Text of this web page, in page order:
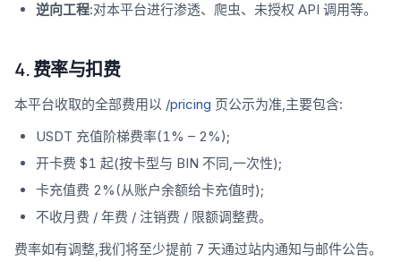
逆向工程:对本平台进行渗透、爬虫、未授权 API 调用等。
4. 费率与扣费
本平台收取的全部费用以 /pricing 页公示为准,主要包含:
USDT 充值阶梯费率(1% – 2%);
开卡费 $1 起(按卡型与 BIN 不同,一次性);
卡充值费 2%(从账户余额给卡充值时);
不收月费 / 年费 / 注销费 / 限额调整费。
费率如有调整,我们将至少提前 7 天通过站内通知与邮件公告。